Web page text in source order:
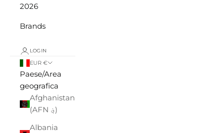
2026
Brands
LOGIN
EUR €
Paese/Area
geografica
Afghanistan
(AFN ؋)
Albania